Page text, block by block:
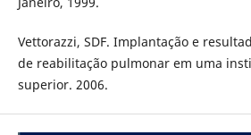
Vettorazzi, SDF. Implantação e
de reabilitação pulmonar em uma
superior. 2006.